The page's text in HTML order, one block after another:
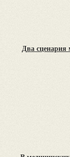
Два сценария